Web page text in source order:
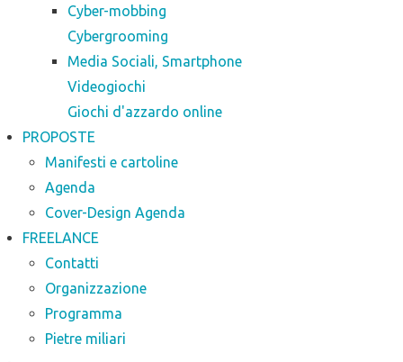
Cyber-mobbing
Cybergrooming
Media Sociali, Smartphone
Videogiochi
Giochi d'azzardo online
PROPOSTE
Manifesti e cartoline
Agenda
Cover-Design Agenda
FREELANCE
Contatti
Organizzazione
Programma
Pietre miliari